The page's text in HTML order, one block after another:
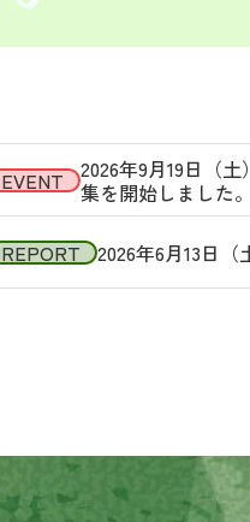
EVENT 2026年9月19日（
集を開始しました。
REPORT 2026年6月13日